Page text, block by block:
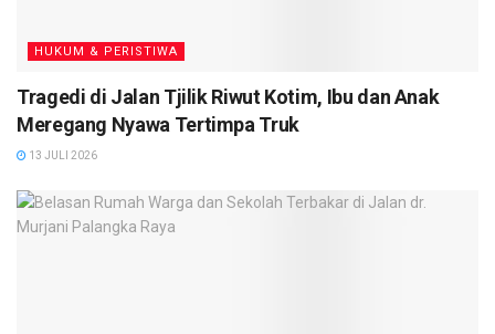
HUKUM & PERISTIWA
Tragedi di Jalan Tjilik Riwut Kotim, Ibu dan Anak
Meregang Nyawa Tertimpa Truk
13 JULI 2026